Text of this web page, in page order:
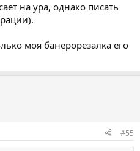
на ура, однако писать
моя банерорезалка его
#55